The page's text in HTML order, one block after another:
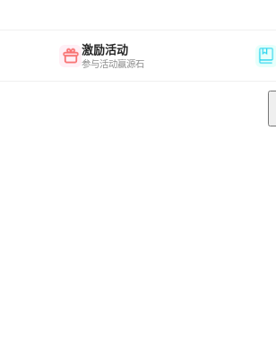
激励活动
参与活动赢源石